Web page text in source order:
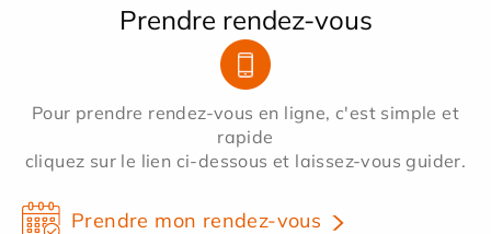
Prendre rendez-vous
Pour prendre rendez-vous en ligne, c'est simple et
rapide
cliquez sur le lien ci-dessous et laissez-vous guider.
Prendre mon rendez-vous